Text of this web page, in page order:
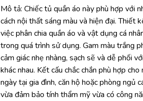
Mô tả: Chiếc tủ quần áo này phù hợp với
cách nội thất sáng màu và hiện đại. Thiết
việc phân chia quần áo và vật dụng cá
trong quá trình sử dụng. Gam màu trắng
cảm giác nhẹ nhàng, sạch sẽ và dễ phối
khác nhau. Kết cấu chắc chắn phù hợp
ngày tại gia đình, căn hộ hoặc phòng ngủ
vừa đảm bảo tính thẩm mỹ vừa có công